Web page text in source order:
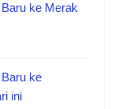
ke Merak
ke
ini